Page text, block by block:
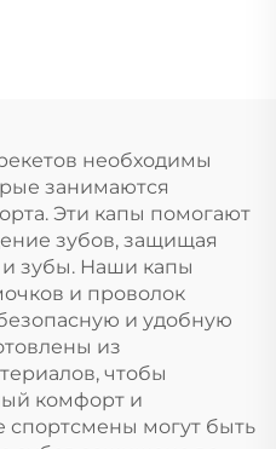
логотипом
необходимы
занимаются
Эти капы помогают
зубов, защищая
зубы. Наши капы
и проволок
и удобную
из
чтобы
комфорт и
спортсмены могут быть